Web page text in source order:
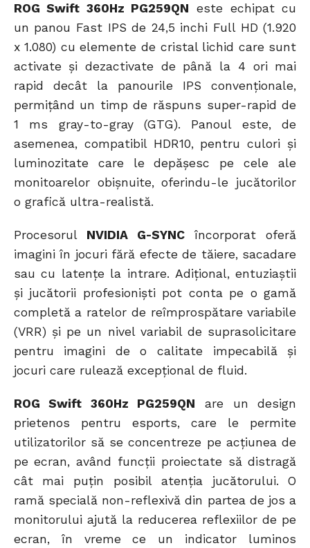
ROG Swift 360Hz PG259QN este echipat cu
un panou Fast IPS de 24,5 inchi Full HD (1.920
x 1.080) cu elemente de cristal lichid care sunt
activate și dezactivate de până la 4 ori mai
rapid decât la panourile IPS convenționale,
permițând un timp de răspuns super-rapid de
1 ms gray-to-gray (GTG). Panoul este, de
asemenea, compatibil HDR10, pentru culori și
luminozitate care le depășesc pe cele ale
monitoarelor obișnuite, oferindu-le jucătorilor
o grafică ultra-realistă.
Procesorul NVIDIA G-SYNCîncorporat oferă
imagini în jocuri fără efecte de tăiere, sacadare
sau cu latențe la intrare. Adițional, entuziaștii
și jucătorii profesioniști pot conta pe o gamă
completă a ratelor de reîmprospătare variabile
(VRR) și pe un nivel variabil de suprasolicitare
pentru imagini de o calitate impecabilă și
jocuri care rulează excepțional de fluid.
ROG Swift 360Hz PG259QN are un design
prietenos pentru esports, care le permite
utilizatorilor să se concentreze pe acțiunea de
pe ecran, având funcții proiectate să distragă
cât mai puțin posibil atenția jucătorului. O
ramă specială non-reflexivă din partea de jos a
monitorului ajută la reducerea reflexiilor de pe
ecran, în vreme ce un indicator luminos